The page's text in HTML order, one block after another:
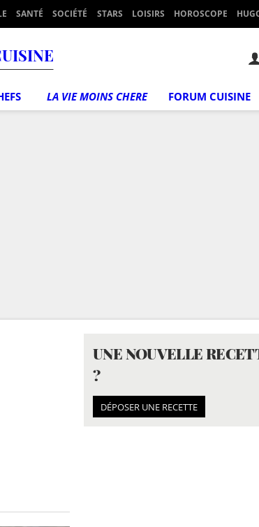
SANTÉ SOCIÉTÉ STARS LOISIRS HOROSCOPE
LA VIE MOINS CHERE FORUM CUISINE
UNE NOUVELLE
?
DÉPOSER UNE RECETTE